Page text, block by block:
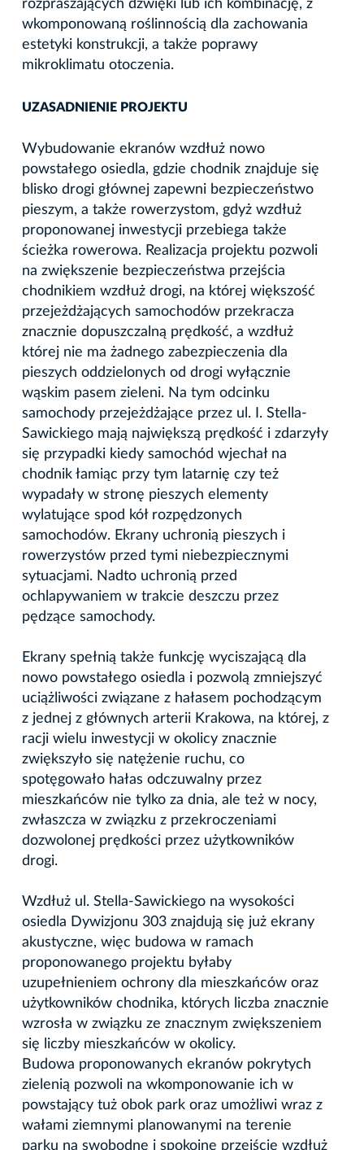
rozpraszających dźwięki lub ich kombinację, z
wkomponowaną roślinnością dla zachowania
estetyki konstrukcji, a także poprawy
mikroklimatu otoczenia.
UZASADNIENIE PROJEKTU
Wybudowanie ekranów wzdłuż nowo
powstałego osiedla, gdzie chodnik znajduje się
blisko drogi głównej zapewni bezpieczeństwo
pieszym, a także rowerzystom, gdyż wzdłuż
proponowanej inwestycji przebiega także
ścieżka rowerowa. Realizacja projektu pozwoli
na zwiększenie bezpieczeństwa przejścia
chodnikiem wzdłuż drogi, na której większość
przejeżdżających samochodów przekracza
znacznie dopuszczalną prędkość, a wzdłuż
której nie ma żadnego zabezpieczenia dla
pieszych oddzielonych od drogi wyłącznie
wąskim pasem zieleni. Na tym odcinku
samochody przejeżdżające przez ul. I. Stella-
Sawickiego mają największą prędkość i zdarzyły
się przypadki kiedy samochód wjechał na
chodnik łamiąc przy tym latarnię czy też
wypadały w stronę pieszych elementy
wylatujące spod kół rozpędzonych
samochodów. Ekrany uchronią pieszych i
rowerzystów przed tymi niebezpiecznymi
sytuacjami. Nadto uchronią przed
ochlapywaniem w trakcie deszczu przez
pędzące samochody.
Ekrany spełnią także funkcję wyciszającą dla
nowo powstałego osiedla i pozwolą zmniejszyć
uciążliwości związane z hałasem pochodzącym
z jednej z głównych arterii Krakowa, na której, z
racji wielu inwestycji w okolicy znacznie
zwiększyło się natężenie ruchu, co
spotęgowało hałas odczuwalny przez
mieszkańców nie tylko za dnia, ale też w nocy,
zwłaszcza w związku z przekroczeniami
dozwolonej prędkości przez użytkowników
drogi.
Wzdłuż ul. Stella-Sawickiego na wysokości
osiedla Dywizjonu 303 znajdują się już ekrany
akustyczne, więc budowa w ramach
proponowanego projektu byłaby
uzupełnieniem ochrony dla mieszkańców oraz
użytkowników chodnika, których liczba znacznie
wzrosła w związku ze znacznym zwiększeniem
się liczby mieszkańców w okolicy.
Budowa proponowanych ekranów pokrytych
zielenią pozwoli na wkomponowanie ich w
powstający tuż obok park oraz umożliwi wraz z
wałami ziemnymi planowanymi na terenie
parku na swobodne i spokojne przejście wzdłuż